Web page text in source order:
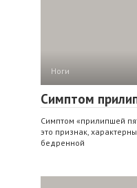
Ноги
Симптом
Симптом «прилипшей
это признак,
бедренной